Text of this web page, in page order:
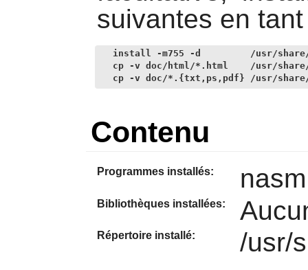
suivantes en
install -m755 -d         /usr/share/
cp -v doc/html/*.html    /usr/share/
cp -v doc/*.{txt,ps,pdf} /usr/share/
Contenu
Programmes installés:
Bibliothèques installées:
Répertoire installé: /usr/